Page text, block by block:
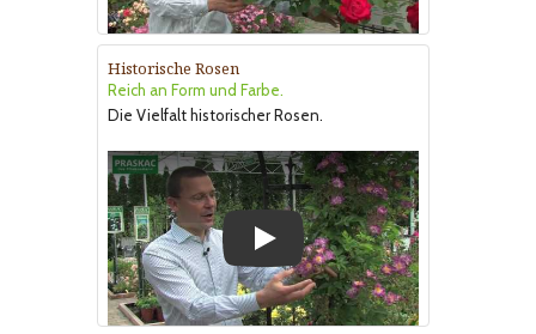
Historische Rosen
Reich an Form und Farbe.
Die Vielfalt historischer Rosen.